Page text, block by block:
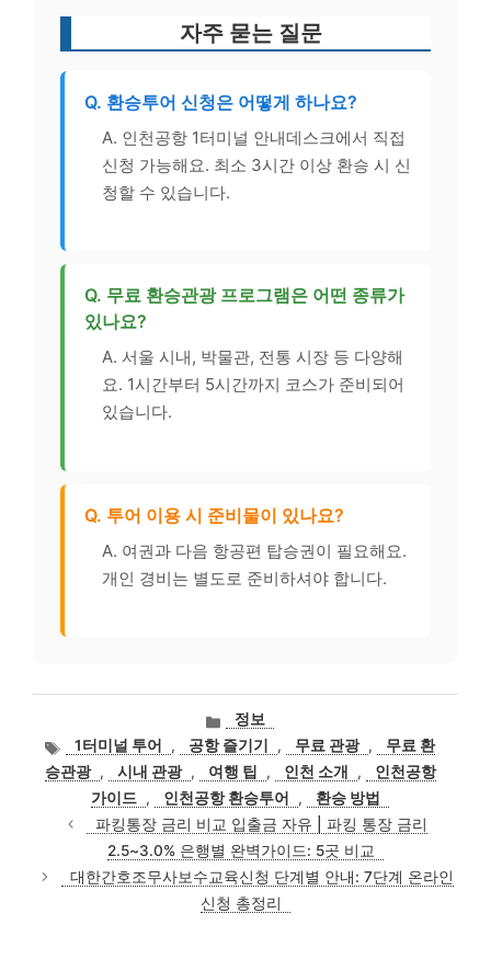
자주 묻는 질문
Q. 환승투어 신청은 어떻게 하나요?
A. 인천공항 1터미널 안내데스크에서 직접
신청 가능해요. 최소 3시간 이상 환승 시 신
청할 수 있습니다.
Q. 무료 환승관광 프로그램은 어떤 종류가
있나요?
A. 서울 시내, 박물관, 전통 시장 등 다양해
요. 1시간부터 5시간까지 코스가 준비되어
있습니다.
Q. 투어 이용 시 준비물이 있나요?
A. 여권과 다음 항공편 탑승권이 필요해요.
개인 경비는 별도로 준비하셔야 합니다.
카
테
고
리
정보
태
그
1터미널 투어 , 공항 즐기기 , 무료 관광 ,
무료 환
승관광 , 시내 관광 , 여행 팁 , 인천 소개 ,
인천공항
가이드 , 인천공항 환승투어 ,
환승 방법
파킹통장 금리 비교 입출금 자유 | 파킹 통장 금리
2.5~3.0% 은행별 완벽가이드: 5곳 비교
대한간호조무사보수교육신청 단계별 안내: 7단계 온라인
신청 총정리